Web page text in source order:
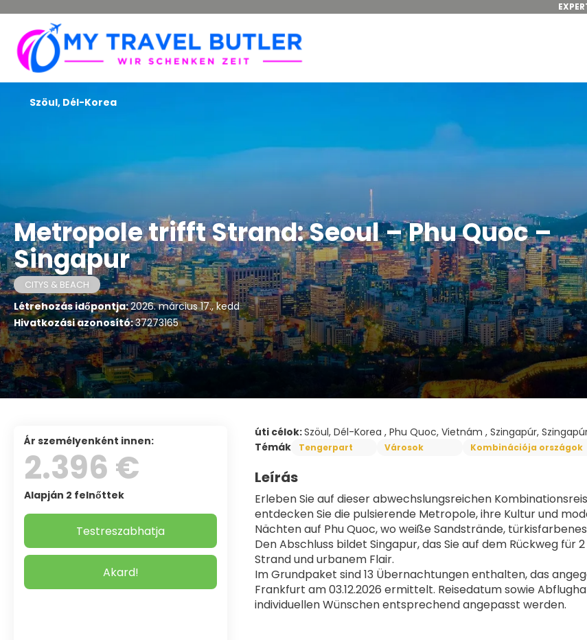
Metropole trifft Strand: Seoul – Phu Quoc –
Singapur
CITYS & BEACH
Létrehozás időpontja:2026. március 17., kedd
Hivatkozási azonosító:37273165
Szöul, Dél-Korea
úti célok:Szöul, Dél-Korea , Phu Quoc, Vietnám , Szingapúr,
Témák
Tengerpart Városok Kombinációja országok
Leírás
Erleben Sie auf dieser abwechslungsreichen
entdecken Sie die pulsierende Metropole, ihre Kultur und
Nächten auf Phu Quoc, wo weiße Sandstrände,
Den Abschluss bildet Singapur, das Sie auf dem Rückweg
Strand und urbanem Flair.
Im Grundpaket sind 13 Übernachtungen enthalten, das
Frankfurt am 03.12.2026 ermittelt. Reisedatum sowie
individuellen Wünschen entsprechend angepasst werden.
ár személyenként innen:
2.396 €
Alapján 2 felnőttek
Testreszabhatja
Akard!